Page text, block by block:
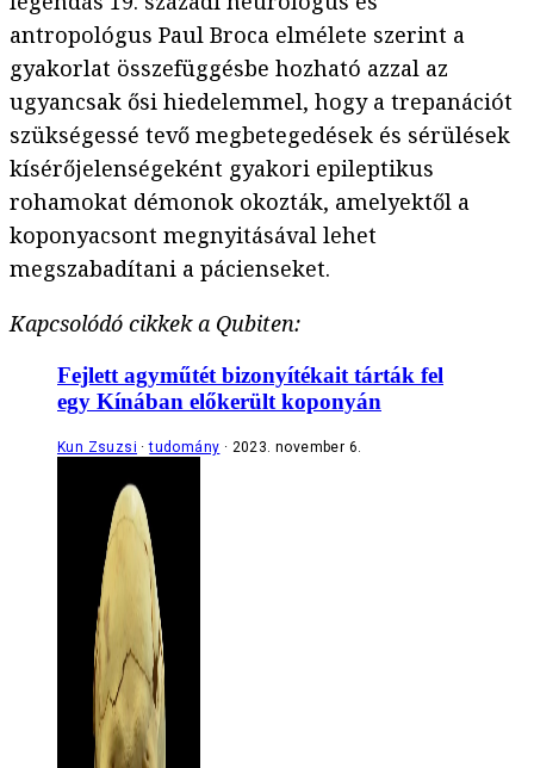
antropológus Paul Broca elmélete szerint a
gyakorlat összefüggésbe hozható azzal az
ugyancsak ősi hiedelemmel, hogy a trepanációt
szükségessé tevő megbetegedések és sérülések
kísérőjelenségeként gyakori epileptikus
rohamokat démonok okozták, amelyektől a
koponyacsont megnyitásával lehet
megszabadítani a pácienseket.
Kapcsolódó cikkek a Qubiten:
Fejlett agyműtét bizonyítékait tárták fel
egy Kínában előkerült koponyán
Kun Zsuzsi tudomány 2023. november 6.